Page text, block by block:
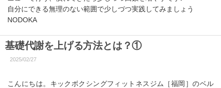
自分にできる無理のない範囲で少しづつ実践してみましょう
NODOKA
基礎代謝を上げる方法とは？①
2025/02/27
こんにちは。キックボクシングフィットネスジム［福岡］のベル